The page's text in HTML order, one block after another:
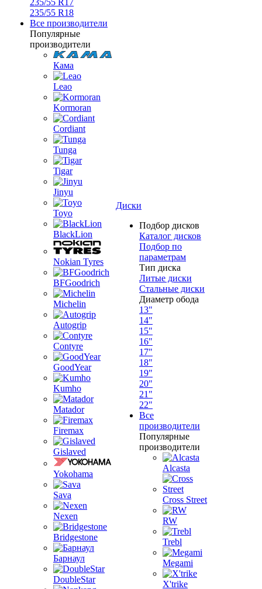
235/55 R17
235/55 R18
Все производители
Популярные
производители
Кама
Leao
Kormoran
Cordiant
Tunga
Tigar
Jinyu
Toyo
BlackLion
Nokian Tyres
BFGoodrich
Michelin
Autogrip
Contyre
GoodYear
Kumho
Matador
Firemax
Gislaved
Yokohama
Sava
Nexen
Bridgestone
Барнаул
DoubleStar
Диски
Подбор дисков
Каталог дисков
Подбор по
параметрам
Тип диска
Литые диски
Стальные диски
Диаметр обода
13"
14"
15"
16"
17"
18"
19"
20"
21"
22"
Все
производители
Популярные
производители
Alcasta
Cross Street
RW
Trebl
Megami
X'trike